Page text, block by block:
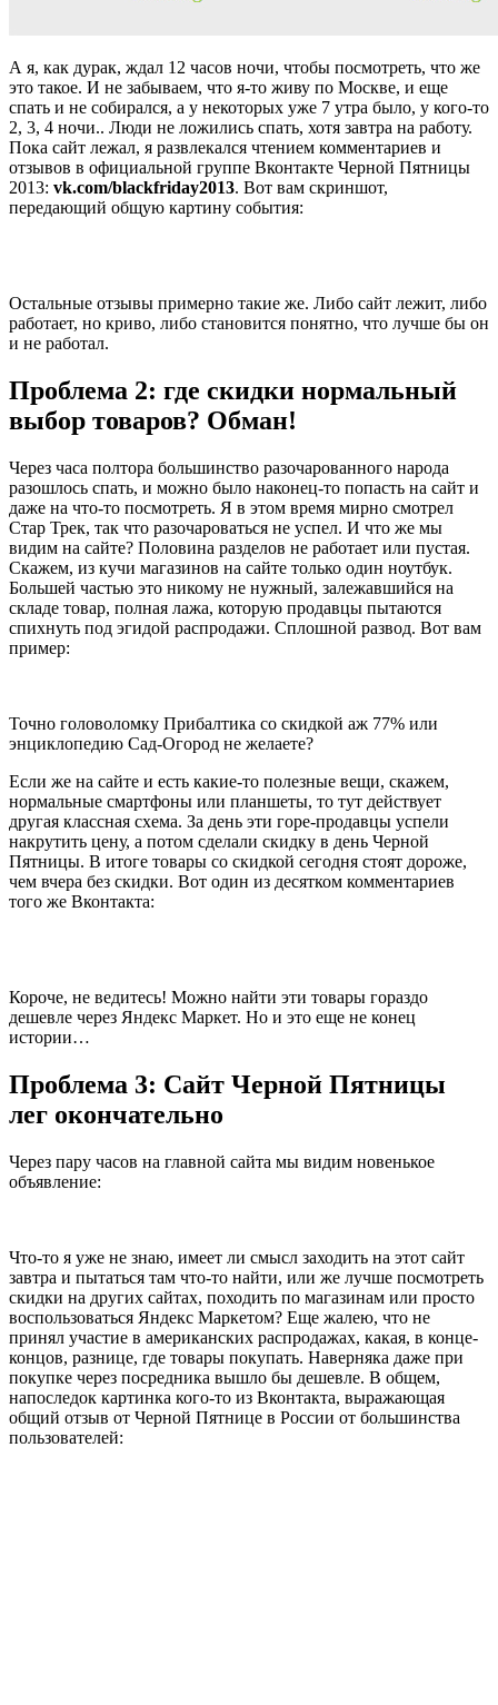
А я, как дурак, ждал 12 часов ночи, чтобы посмотреть, что же
это такое. И не забываем, что я-то живу по Москве, и еще
спать и не собирался, а у некоторых уже 7 утра было, у кого-то
2, 3, 4 ночи.. Люди не ложились спать, хотя завтра на работу.
Пока сайт лежал, я развлекался чтением комментариев и
отзывов в официальной группе Вконтакте Черной Пятницы
2013: vk.com/blackfriday2013. Вот вам скриншот,
передающий общую картину события:
Остальные отзывы примерно такие же. Либо сайт лежит, либо
работает, но криво, либо становится понятно, что лучше бы он
и не работал.
Проблема 2: где скидки нормальный
выбор товаров? Обман!
Через часа полтора большинство разочарованного народа
разошлось спать, и можно было наконец-то попасть на сайт и
даже на что-то посмотреть. Я в этом время мирно смотрел
Стар Трек, так что разочароваться не успел. И что же мы
видим на сайте? Половина разделов не работает или пустая.
Скажем, из кучи магазинов на сайте только один ноутбук.
Большей частью это никому не нужный, залежавшийся на
складе товар, полная лажа, которую продавцы пытаются
спихнуть под эгидой распродажи. Сплошной развод. Вот вам
пример:
Точно головоломку Прибалтика со скидкой аж 77% или
энциклопедию Сад-Огород не желаете?
Если же на сайте и есть какие-то полезные вещи, скажем,
нормальные смартфоны или планшеты, то тут действует
другая классная схема. За день эти горе-продавцы успели
накрутить цену, а потом сделали скидку в день Черной
Пятницы. В итоге товары со скидкой сегодня стоят дороже,
чем вчера без скидки. Вот один из десятком комментариев
того же Вконтакта:
Короче, не ведитесь! Можно найти эти товары гораздо
дешевле через Яндекс Маркет. Но и это еще не конец
истории…
Проблема 3: Сайт Черной Пятницы
лег окончательно
Через пару часов на главной сайта мы видим новенькое
объявление:
Что-то я уже не знаю, имеет ли смысл заходить на этот сайт
завтра и пытаться там что-то найти, или же лучше посмотреть
скидки на других сайтах, походить по магазинам или просто
воспользоваться Яндекс Маркетом? Еще жалею, что не
принял участие в американских распродажах, какая, в конце-
концов, разнице, где товары покупать. Наверняка даже при
покупке через посредника вышло бы дешевле. В общем,
напоследок картинка кого-то из Вконтакта, выражающая
общий отзыв от Черной Пятнице в России от большинства
пользователей: